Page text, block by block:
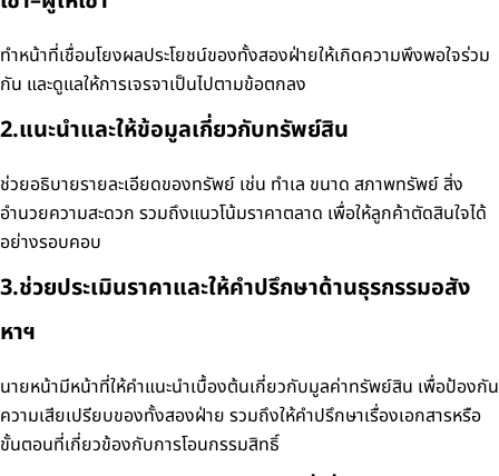
ทำหน้าที่เชื่อมโยงผลประโยชน์ของทั้งสองฝ่ายให้เกิดความพึงพอใจร่วม
กัน และดูแลให้การเจรจาเป็นไปตามข้อตกลง
2.แนะนำและให้ข้อมูลเกี่ยวกับทรัพย์สิน
ช่วยอธิบายรายละเอียดของทรัพย์ เช่น ทำเล ขนาด สภาพทรัพย์ สิ่ง
อำนวยความสะดวก รวมถึงแนวโน้มราคาตลาด เพื่อให้ลูกค้าตัดสินใจได้
อย่างรอบคอบ
3.ช่วยประเมินราคาและให้คำปรึกษาด้านธุรกรรมอสัง
หาฯ
นายหน้ามีหน้าที่ให้คำแนะนำเบื้องต้นเกี่ยวกับมูลค่าทรัพย์สิน เพื่อป้องกัน
ความเสียเปรียบของทั้งสองฝ่าย รวมถึงให้คำปรึกษาเรื่องเอกสารหรือ
ขั้นตอนที่เกี่ยวข้องกับการโอนกรรมสิทธิ์